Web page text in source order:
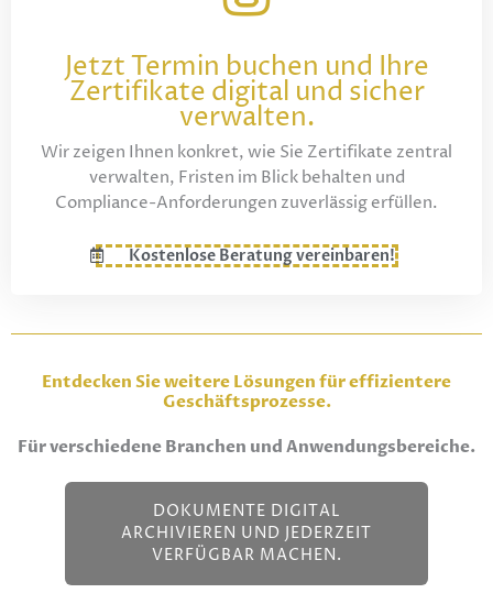
Jetzt Termin buchen und Ihre
Zertifikate digital und sicher
verwalten.
Wir zeigen Ihnen konkret, wie Sie Zertifikate zentral
verwalten, Fristen im Blick behalten und
Compliance-Anforderungen zuverlässig erfüllen.
Kostenlose Beratung vereinbaren!
Entdecken Sie weitere Lösungen für effizientere
Geschäftsprozesse.
Für verschiedene Branchen und Anwendungsbereiche.
DOKUMENTE DIGITAL
ARCHIVIEREN UND JEDERZEIT
VERFÜGBAR MACHEN.